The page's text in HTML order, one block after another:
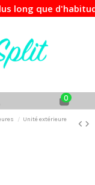
d'habitude.
0
Unité extérieure